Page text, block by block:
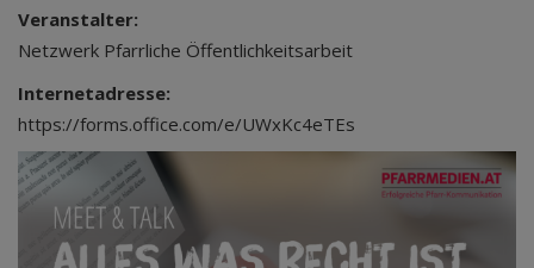
Veranstalter:
Netzwerk Pfarrliche Öffentlichkeitsarbeit
Internetadresse:
https://forms.office.com/e/UWxKc4eTEs